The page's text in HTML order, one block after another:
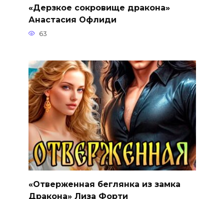
«Дерзкое сокровище дракона»
Анастасия Офлиди
63
«Отверженная беглянка из замка
Дракона» Лиза Форти